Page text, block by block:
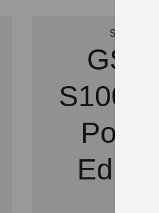
Street
GSX-
Power
Edition